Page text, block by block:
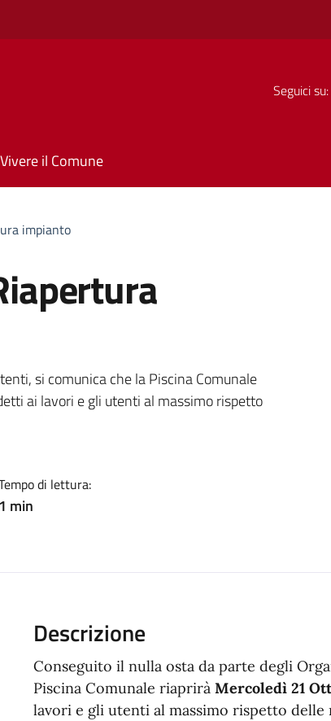
Seguici su:
Vivere il Comune
impianto
si comunica che la Piscina Comunale
ai lavori e gli utenti al massimo rispetto
di lettura:
1 min
Descrizione
Conseguito il nulla osta da parte degli
Piscina Comunale riaprirà Mercoledì 21
lavori e gli utenti al massimo rispetto